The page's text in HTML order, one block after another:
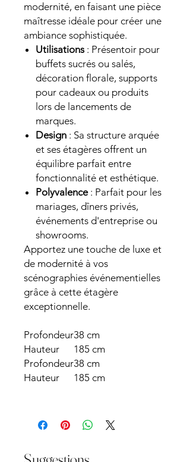
modernité, en faisant une pièce
maîtresse idéale pour créer une
ambiance sophistiquée.
Utilisations: Présentoir pour
buffets sucrés ou salés,
décoration florale, supports
pour cadeaux ou produits
lors de lancements de
marques.
Design : Sa structure arquée
et ses étagères offrent un
équilibre parfait entre
fonctionnalité et esthétique.
Polyvalence: Parfait pour les
mariages, dîners privés,
événements d'entreprise ou
showrooms.
Apportez une touche de luxe et
de modernité à vos
scénographies événementielles
grâce à cette étagère
exceptionnelle.
Profondeur38 cm
Hauteur
185 cm
Profondeur38 cm
Hauteur
185 cm